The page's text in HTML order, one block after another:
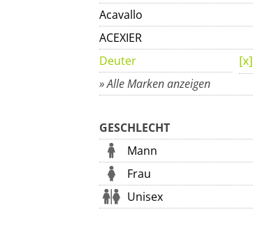
Acavallo
ACEXIER
Deuter
» Alle Marken anzeigen
GESCHLECHT
Mann
Frau
Unisex